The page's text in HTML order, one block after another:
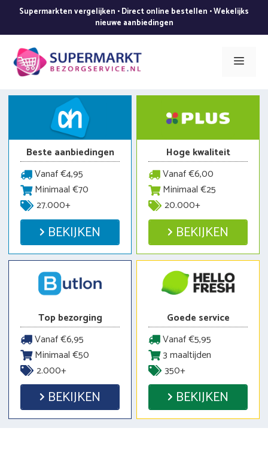
de
inhoud
Supermarkten vergelijken • Direct online bestellen • Wekelijks
nieuwe aanbiedingen
Menu
Beste aanbiedingen
Vanaf €4,95
Minimaal €70
27.000+
BEKIJKEN
Hoge kwaliteit
Vanaf €6,00
Minimaal €25
20.000+
BEKIJKEN
Top bezorging
Vanaf €6,95
Minimaal €50
2.000+
BEKIJKEN
Goede service
Vanaf €5,95
3 maaltijden
350+
BEKIJKEN